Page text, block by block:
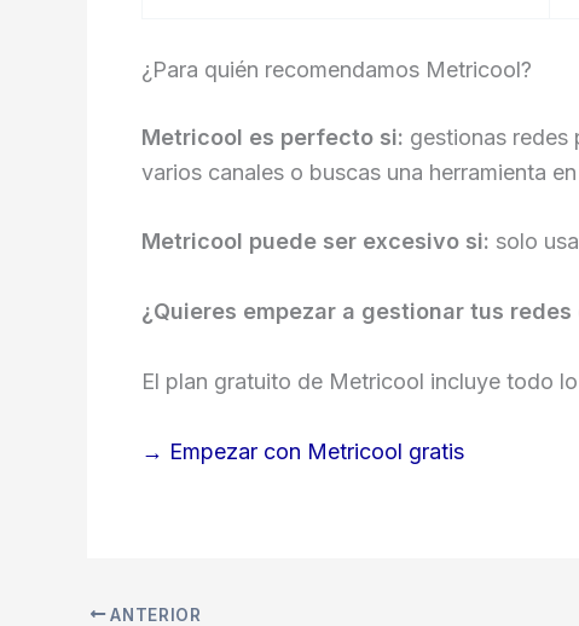
¿Para quién recomendamos Metricool?
Metricool es perfecto si: gestionas redes
varios canales o buscas una herramienta
Metricool puede ser excesivo si: solo
¿Quieres empezar a gestionar tus
El plan gratuito de Metricool incluye todo
→ Empezar con Metricool gratis
ANTERIOR